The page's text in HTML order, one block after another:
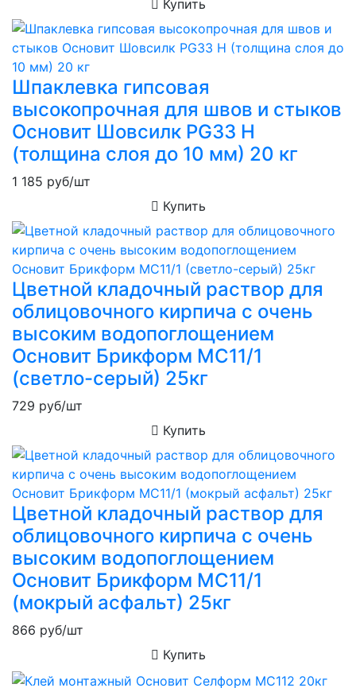
Купить
Шпаклевка гипсовая
высокопрочная для швов и стыков
Основит Шовсилк PG33 H
(толщина слоя до 10 мм) 20 кг
1 185 руб/шт
Купить
Цветной кладочный раствор для
облицовочного кирпича с очень
высоким водопоглощением
Основит Брикформ MC11/1
(светло-серый) 25кг
729 руб/шт
Купить
Цветной кладочный раствор для
облицовочного кирпича с очень
высоким водопоглощением
Основит Брикформ MC11/1
(мокрый асфальт) 25кг
866 руб/шт
Купить